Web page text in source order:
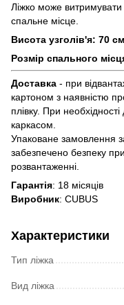
Ліжко може
спальне місце.
Висота узголів'я: 70
Розмір спального
Доставка - при
картоном з наявністю
плівку. При
каркасом.
Упаковане замовлення
забезпечено безпеку
розвантаженні.
Гарантія: 18 місяців
Виробник: CUBUS
Характеристики
Тип ліжка
Вид ліжка